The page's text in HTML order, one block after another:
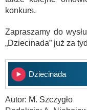
konkurs.
Zapraszamy do
„Dziecinada” już za
Dziecinada
Autor: M. Szczygło